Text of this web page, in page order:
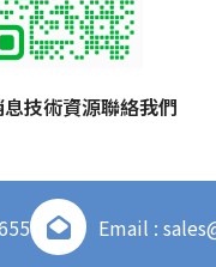
技術資源聯絡我們
Email :